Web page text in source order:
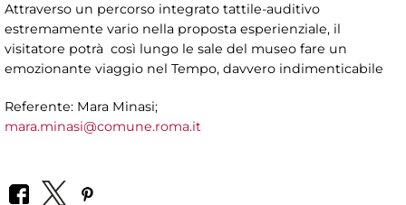
Attraverso un percorso integrato tattile-auditivo
estremamente vario nella proposta esperienziale, il
visitatore potrà così lungo le sale del museo fare un
emozionante viaggio nel Tempo, davvero indimenticabile
Referente: Mara Minasi;
mara.minasi@comune.roma.it